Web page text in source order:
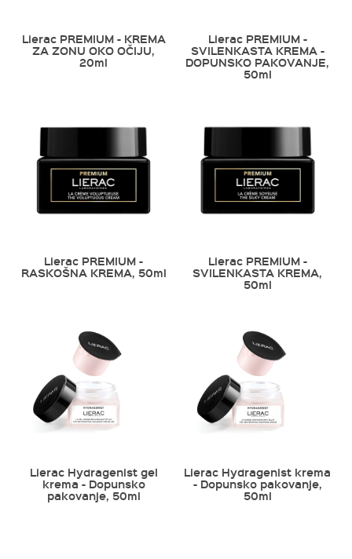
Lierac PREMIUM - KREMA
ZA ZONU OKO OČIJU,
20ml
Lierac PREMIUM -
SVILENKASTA KREMA -
DOPUNSKO PAKOVANJE,
50ml
Lierac PREMIUM -
RASKOŠNA KREMA, 50ml
Lierac PREMIUM -
SVILENKASTA KREMA,
50ml
Lierac Hydragenist gel
krema - Dopunsko
pakovanje, 50ml
Lierac Hydragenist krema
- Dopunsko pakovanje,
50ml